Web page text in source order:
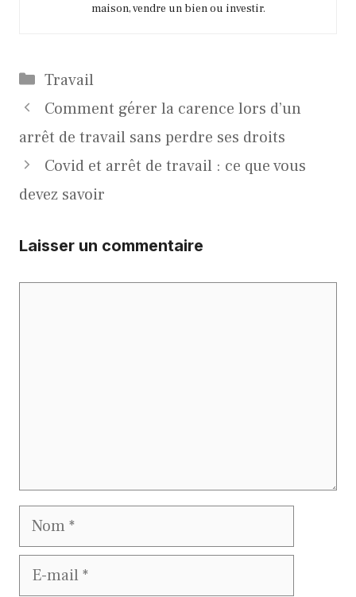
maison, vendre un bien ou investir.
Catégories
Travail
Comment gérer la carence lors d’un
arrêt de travail sans perdre ses droits
Covid et arrêt de travail : ce que vous
devez savoir
Laisser un commentaire
Nom
E-